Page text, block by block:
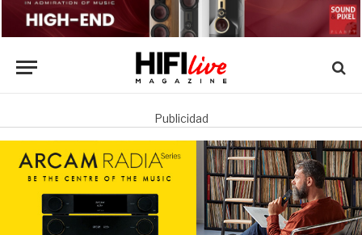
Publicidad